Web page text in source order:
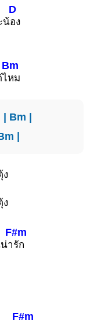
น้
D
อง
Bm
หม
| Bm |
|
ง
ง
า
F#m
รัก
F#m